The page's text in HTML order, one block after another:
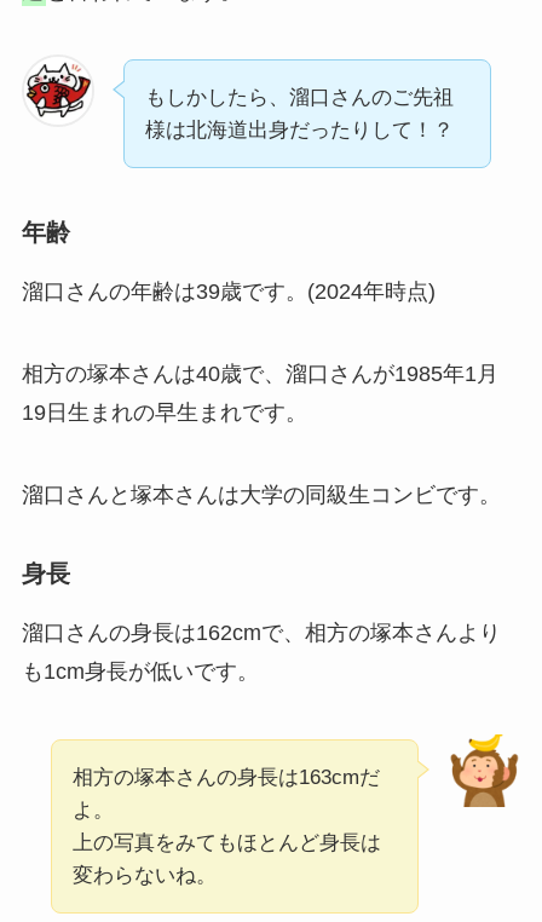
もしかしたら、溜口さんのご先祖
様は北海道出身だったりして！？
年齢
溜口さんの年齢は39歳です。(2024年時点)
相方の塚本さんは40歳で、溜口さんが1985年1月
19日生まれの早生まれです。
溜口さんと塚本さんは大学の同級生コンビです。
身長
溜口さんの身長は162cmで、相方の塚本さんより
も1cm身長が低いです。
相方の塚本さんの身長は163cmだ
よ。
上の写真をみてもほとんど身長は
変わらないね。